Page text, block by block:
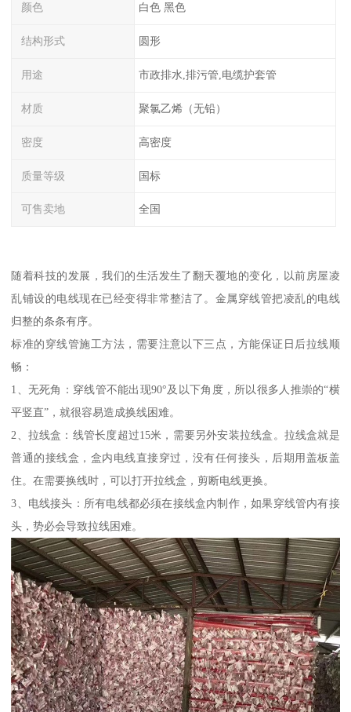
颜色 白色 黑色
结构形式 圆形
用途 市政排水,排污管,电缆护套管
材质 聚氯乙烯（无铅）
密度 高密度
质量等级 国标
可售卖地 全国
随着科技的发展，我们的生活发生了翻天覆地的变化，以前房屋凌
乱铺设的电线现在已经变得非常整洁了。金属穿线管把凌乱的电线
归整的条条有序。
标准的穿线管施工方法，需要注意以下三点，方能保证日后拉线顺
畅：
1、无死角：穿线管不能出现90°及以下角度，所以很多人推崇的“横
平竖直”，就很容易造成换线困难。
2、拉线盒：线管长度超过15米，需要另外安装拉线盒。拉线盒就是
普通的接线盒，盒内电线直接穿过，没有任何接头，后期用盖板盖
住。在需要换线时，可以打开拉线盒，剪断电线更换。
3、电线接头：所有电线都必须在接线盒内制作，如果穿线管内有接
头，势必会导致拉线困难。